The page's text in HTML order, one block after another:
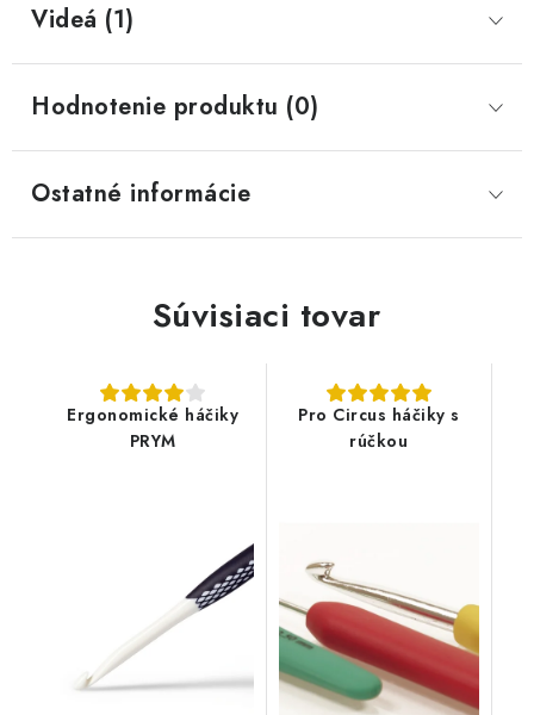
Videá (1)
Hodnotenie produktu (0)
Ostatné informácie
Súvisiaci tovar
Ergonomické háčiky
PRYM
Pro Circus háčiky s
rúčkou